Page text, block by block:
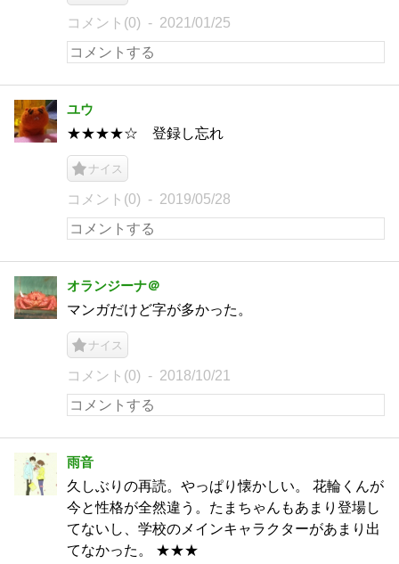
コメント(0) 2021/01/25
ユウ
★★★★☆ 登録し忘れ
ナイス
コメント(0) 2019/05/28
オランジーナ＠
マンガだけど字が多かった。
ナイス
コメント(0) 2018/10/21
雨音
久しぶりの再読。やっぱり懐かしい。 花輪くんが
今と性格が全然違う。たまちゃんもあまり登場し
てないし、学校のメインキャラクターがあまり出
てなかった。 ★★★